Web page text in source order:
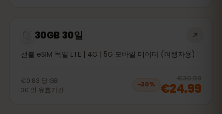
30GB 30일
선불 eSIM 독일 LTE | 4G | 5G 모바일 데이터 (여행자용)
€0.83 당 GB
30 일 유효기간
−20%
€30.99
€24.99